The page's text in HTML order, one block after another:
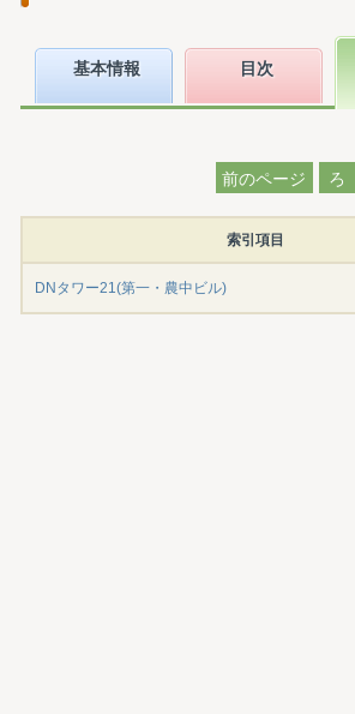
基本情報 目次
前のページ ろ
索引項目
DNタワー21(第一・農中ビル)